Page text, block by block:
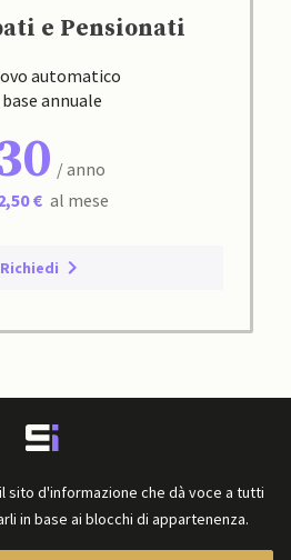
e Pensionati
automatico
annuale
/ anno
€ al mese
Richiedi
sito d'informazione che dà voce a tutti
in base ai blocchi di appartenenza.